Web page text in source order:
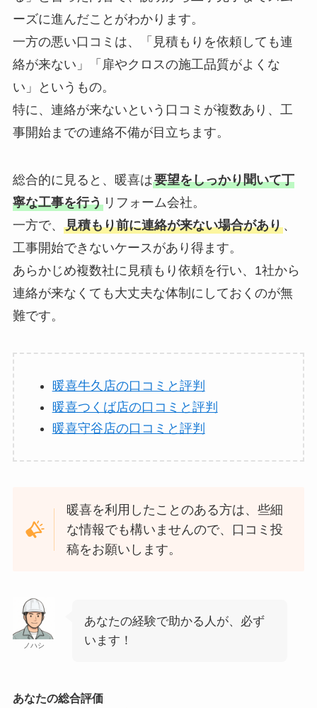
ーズに進んだことがわかります。
一方の悪い口コミは、「見積もりを依頼しても連
絡が来ない」「扉やクロスの施工品質がよくな
い」というもの。
特に、連絡が来ないという口コミが複数あり、工
事開始までの連絡不備が目立ちます。
総合的に見ると、暖喜は要望をしっかり聞いて丁
寧な工事を行うリフォーム会社。
一方で、 見積もり前に連絡が来ない場合があり、
工事開始できないケースがあり得ます。
あらかじめ複数社に見積もり依頼を行い、1社から
連絡が来なくても大丈夫な体制にしておくのが無
難です。
暖喜牛久店の口コミと評判
暖喜つくば店の口コミと評判
暖喜守谷店の口コミと評判
暖喜を利用したことのある方は、些細
な情報でも構いませんので、口コミ投
稿をお願いします。
ノハシ
あなたの経験で助かる人が、必ず
います！
あなたの総合評価